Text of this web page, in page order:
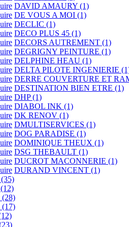
DAVID AMAURY (1)
DE VOUS A MOI (1)
DECLIC (1)
DECO PLUS 45 (1)
DECORS AUTREMENT (1)
DEGRIGNY PEINTURE (1)
DELPHINE HEAU (1)
DELTA PILOTE INGENIERIE
DERRE COUVERTURE ET
DESTINATION BIEN ETRE (1)
DHP(1)
DIABOL INK (1)
DK RENOV (1)
DMULTISERVICES (1)
DOG PARADISE (1)
DOMINIQUE THEUX (1)
DSG THEBAULT (1)
DUCROT MACONNERIE (1)
DURAND VINCENT (1)
(35)
(12)
(28)
(17)